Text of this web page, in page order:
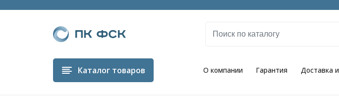
Каталог товаров О компании Гарантия Доставка